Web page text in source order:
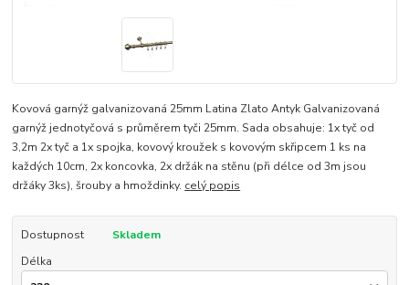
Kovová garnýž galvanizovaná 25mm Latina Zlato Antyk Galvanizovaná
garnýž jednotyčová s průměrem tyči 25mm. Sada obsahuje: 1x tyč od
3,2m 2x tyč a 1x spojka, kovový kroužek s kovovým skřipcem 1 ks na
každých 10cm, 2x koncovka, 2x držák na stěnu (při délce od 3m jsou
držáky 3ks), šrouby a hmoždinky. celý popis
Dostupnost
Skladem
Délka